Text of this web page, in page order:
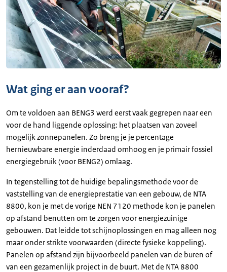
Wat ging er aan vooraf?
Om te voldoen aan BENG3 werd eerst vaak gegrepen naar een
voor de hand liggende oplossing: het plaatsen van zoveel
mogelijk zonnepanelen. Zo breng je je percentage
hernieuwbare energie inderdaad omhoog en je primair fossiel
energiegebruik (voor BENG2) omlaag.
In tegenstelling tot de huidige bepalingsmethode voor de
vaststelling van de energieprestatie van een gebouw, de NTA
8800, kon je met de vorige NEN 7120 methode kon je panelen
op afstand benutten om te zorgen voor energiezuinige
gebouwen. Dat leidde tot schijnoplossingen en mag alleen nog
maar onder strikte voorwaarden (directe fysieke koppeling).
Panelen op afstand zijn bijvoorbeeld panelen van de buren of
van een gezamenlijk project in de buurt. Met de NTA 8800